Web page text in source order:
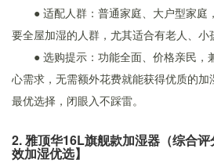
● 适配人群：普通家庭、大户型家庭
要全屋加湿的人群，尤其适合有老人、小
● 选购提示：功能全面、价格亲民，
心需求，无需额外花费就能获得优质的
最优选择，闭眼入不踩雷。
2. 雅顶华16L旗舰款加湿器（综合评
效加湿优选】